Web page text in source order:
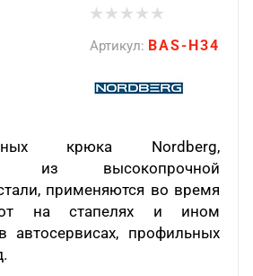
Артикул: BAS-H34
крюка Nordberg,
из высокопрочной
применяются во время
на стапелях и ином
автосервисах, профильных